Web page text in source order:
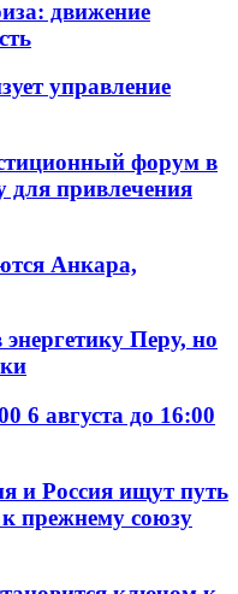
движение
управление
форум в
для привлечения
Анкара,
Перу, но
6 августа до 16:00
и Россия ищут путь
к прежнему союзу